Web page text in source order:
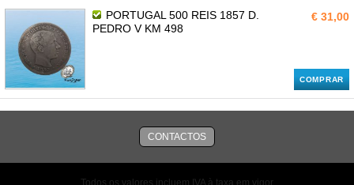
PORTUGAL 500 REIS 1857 D.
PEDRO V KM 498
€ 31,00
COMPRAR
CONTACTOS
Todos os valores incluem IVA à taxa em vigor